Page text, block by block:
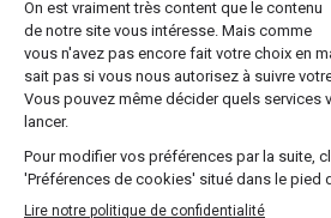
Cas particuliers et